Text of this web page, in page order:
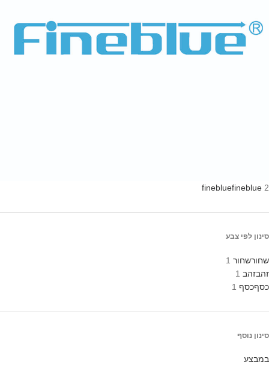
finebluefineblue 2
סינון לפי צבע
שחורשחור 1
זהבזהב 1
כסףכסף 1
סינון נוסף
במבצע